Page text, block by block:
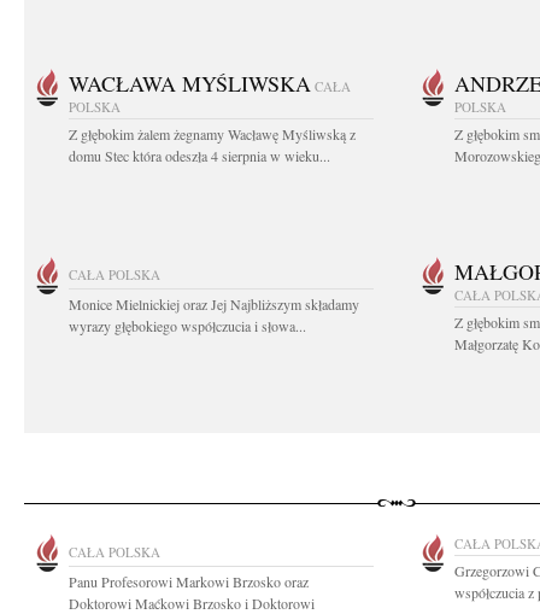
WACŁAWA MYŚLIWSKA CAŁA
POLSKA
Z głębokim żalem żegnamy Wacławę Myśliwską z
domu Stec która odeszła 4 sierpnia w wieku...
POLSKA
Z głębokim
CAŁA POLSKA
Monice Mielnickiej oraz Jej Najbliższym składamy
wyrazy głębokiego współczucia i słowa...
CAŁA
Z głębokim
Małgorzatę
CAŁA POLSKA
Panu Profesorowi Markowi Brzosko oraz
Doktorowi Maćkowi Brzosko i Doktorowi
CAŁA
Grzegorzowi
współczucia